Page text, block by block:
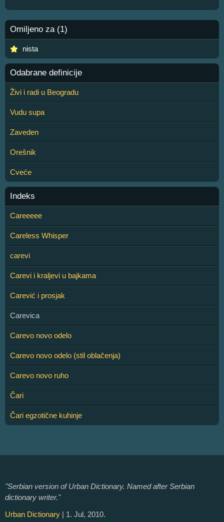
Omiljeno za (1)
nista
Odabrane definicije
Živi i radi u Beogradu
Vudu supa
Zaveden
Orešnik
Cveće
Indeks
Careeeee
Careless Whisper
carevi
Carevi i kraljevi u bajkama
Carević i prosjak
Carevica
Carevo novo odelo
Carevo novo odelo (stil oblačenja)
Carevo novo ruho
Čari
Čari egzotične kuhinje
"Serbian version of Urban Dictionary. Named after Serbian
dictionary writer."
Urban Dictionary | 1. Jul, 2010.